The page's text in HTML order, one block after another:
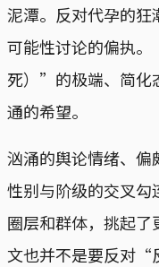
泥潭。反对代孕的
可能性讨论的偏执
死）”的极端、简化
通的希望。
汹涌的舆论情绪、偏
性别与阶级的交叉勾
圈层和群体，挑起
文也并不是要反对“